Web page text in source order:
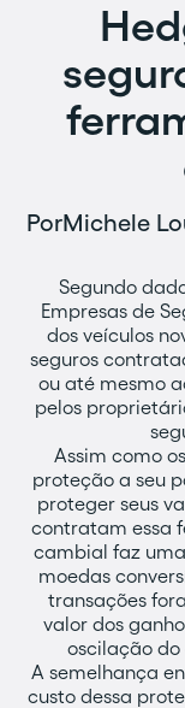
PorMichele
Segundo
Empresas de
dos veículos
seguros
ou até mesmo
pelos
Assim como
proteção a seu
proteger seus
contratam essa
cambial faz
moedas
transações
valor dos
oscilação
A semelhança
custo dessa